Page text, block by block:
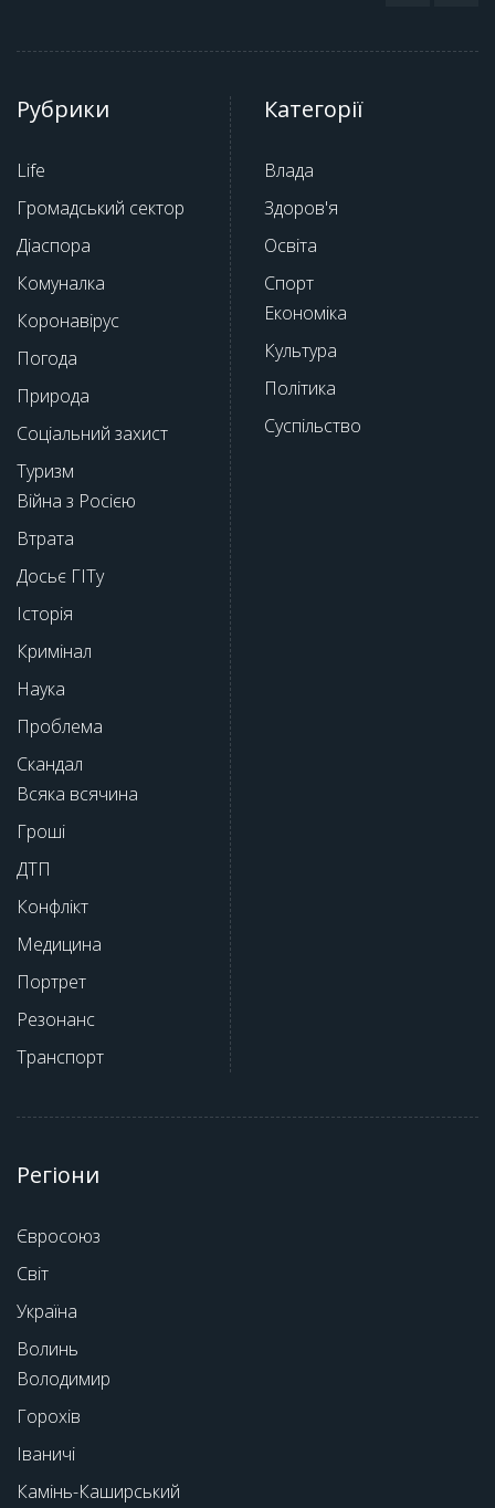
Рубрики
Life
Громадський сектор
Діаспора
Комуналка
Коронавірус
Погода
Природа
Соціальний захист
Туризм
Війна з Росією
Втрата
Досьє ГІТу
Історія
Кримінал
Наука
Проблема
Скандал
Всяка всячина
Гроші
ДТП
Конфлікт
Медицина
Портрет
Резонанс
Транспорт
Категорії
Влада
Здоров'я
Освіта
Спорт
Економіка
Культура
Політика
Суспільство
Регіони
Євросоюз
Світ
Україна
Волинь
Володимир
Горохів
Іваничі
Камінь-Каширський